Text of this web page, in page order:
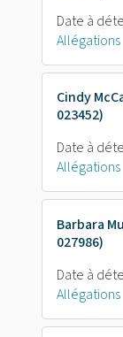
Date à
Allégations
Cindy
023452)
Date à
Allégations
Barbara
027986)
Date à
Allégations